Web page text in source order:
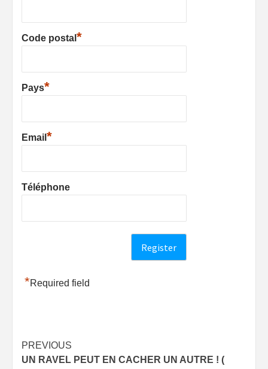
Code postal *
Pays*
Email *
Téléphone
*Required field
Post
PREVIOUS
UN RAVEL PEUT EN CACHER UN AUTRE ! (